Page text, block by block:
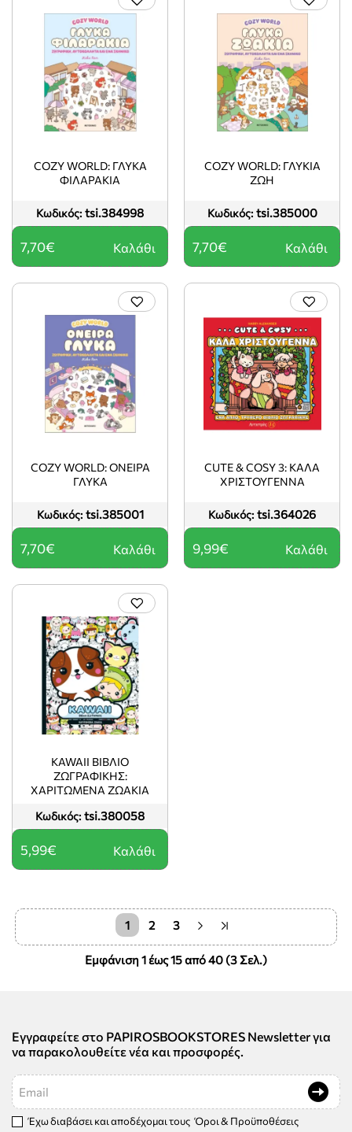
Κωδικός: tsi.384998
COZY WORLD: ΓΛΥΚΑ
ΦΙΛΑΡΑΚΙΑ
7,70€ Καλάθι
Κωδικός: tsi.385000
COZY WORLD: ΓΛΥΚΙΑ
ΖΩΗ
7,70€ Καλάθι
Κωδικός: tsi.385001
COZY WORLD: ΟΝΕΙΡΑ
ΓΛΥΚΑ
7,70€ Καλάθι
Κωδικός: tsi.364026
CUTE & COSY 3: ΚΑΛΑ
ΧΡΙΣΤΟΥΓΕΝΝΑ
9,99€ Καλάθι
Κωδικός: tsi.380058
KAWAII ΒΙΒΛΙΟ
ΖΩΓΡΑΦΙΚΗΣ:
ΧΑΡΙΤΩΜΕΝΑ ΖΩΑΚΙΑ
5,99€ Καλάθι
1 2 3
Εμφάνιση 1 έως 15 από 40 (3 Σελ.)
Εγγραφείτε στο PAPIROSBOOKSTORES Newsletter για
να παρακολουθείτε νέα και προσφορές.
Email
Έχω διαβάσει και αποδέχομαι τους Όροι & Προϋποθέσεις